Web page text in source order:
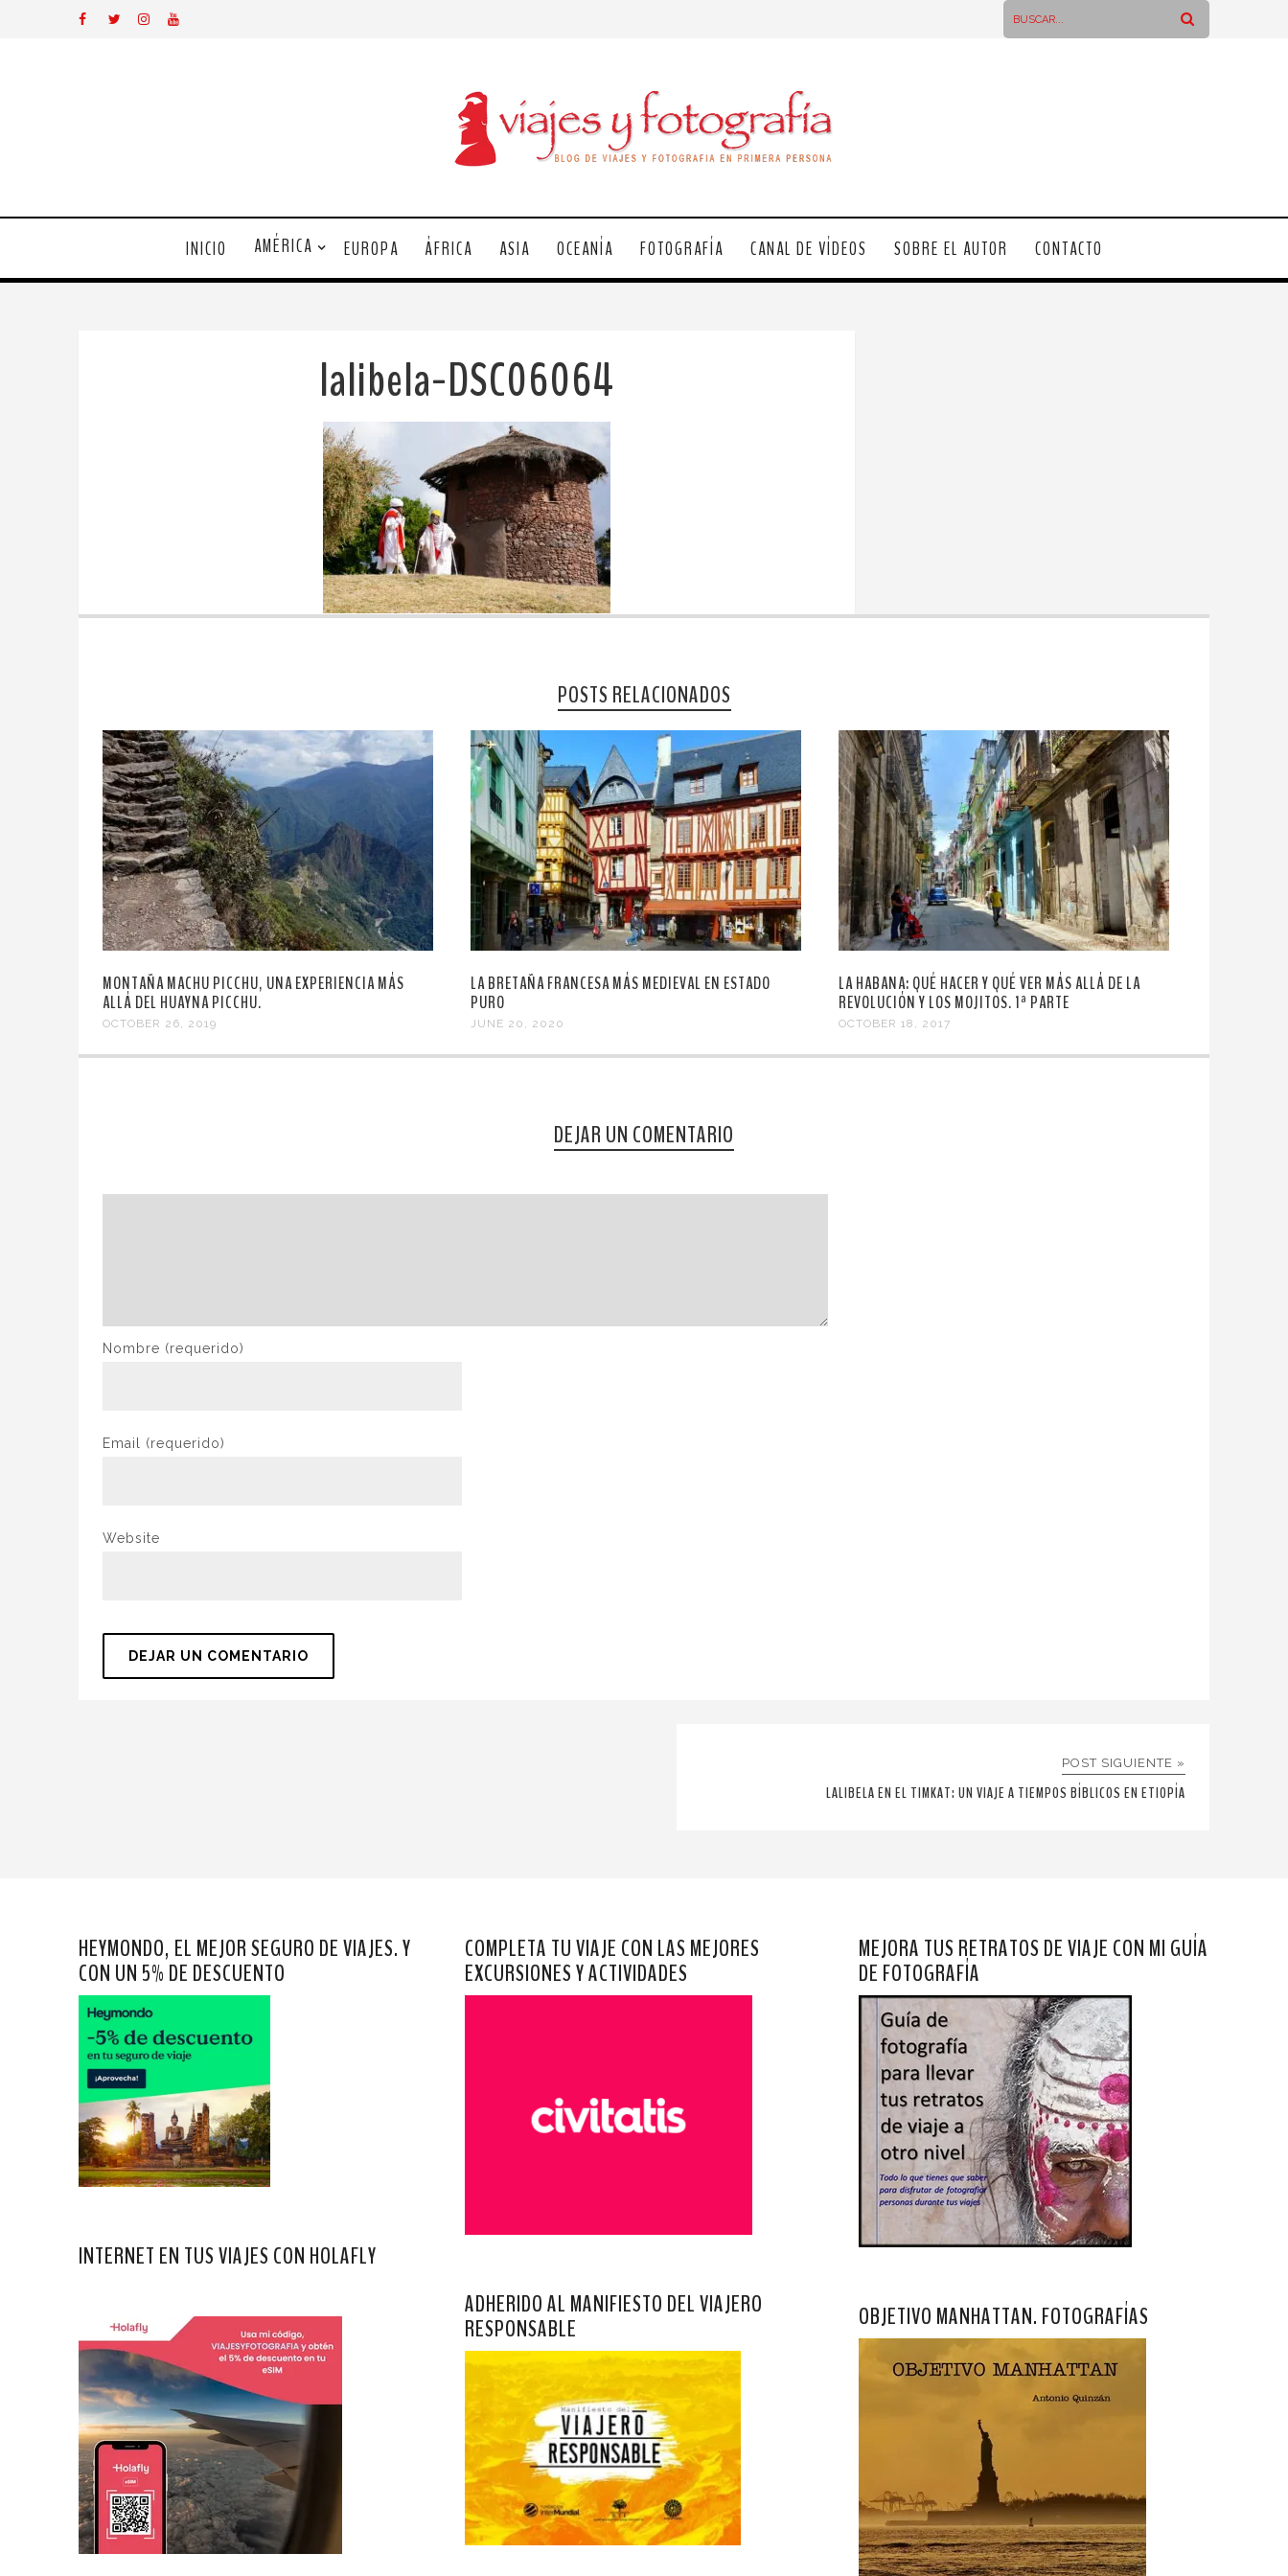
INICIO AMÉRICA EUROPA ÁFRICA ASIA OCEANÍA FOTOGRAFÍA CANAL DE VÍDEOS SOBRE EL AUTOR CONTACTO
lalibela-DSC06064
POSTS RELACIONADOS
MONTAÑA MACHU PICCHU, UNA EXPERIENCIA MÁS
ALLÁ DEL HUAYNA PICCHU.
OCTOBER 26, 2019
LA BRETAÑA FRANCESA MÁS MEDIEVAL EN ESTADO
PURO
JUNE 20, 2020
LA HABANA: QUÉ HACER Y QUÉ VER MÁS ALLÁ DE LA
REVOLUCIÓN Y LOS MOJITOS. 1ª PARTE
OCTOBER 18, 2017
DEJAR UN COMENTARIO
Nombre (requerido)
Email (requerido)
Website
POST SIGUIENTE »
LALIBELA EN EL TIMKAT: UN VIAJE A TIEMPOS BÍBLICOS EN ETIOPÍA
HEYMONDO, EL MEJOR SEGURO DE VIAJES. Y
CON UN 5% DE DESCUENTO
INTERNET EN TUS VIAJES CON HOLAFLY
COMPLETA TU VIAJE CON LAS MEJORES
EXCURSIONES Y ACTIVIDADES
ADHERIDO AL MANIFIESTO DEL VIAJERO
RESPONSABLE
MEJORA TUS RETRATOS DE VIAJE CON MI GUÍA
DE FOTOGRAFÍA
OBJETIVO MANHATTAN. FOTOGRAFÍAS